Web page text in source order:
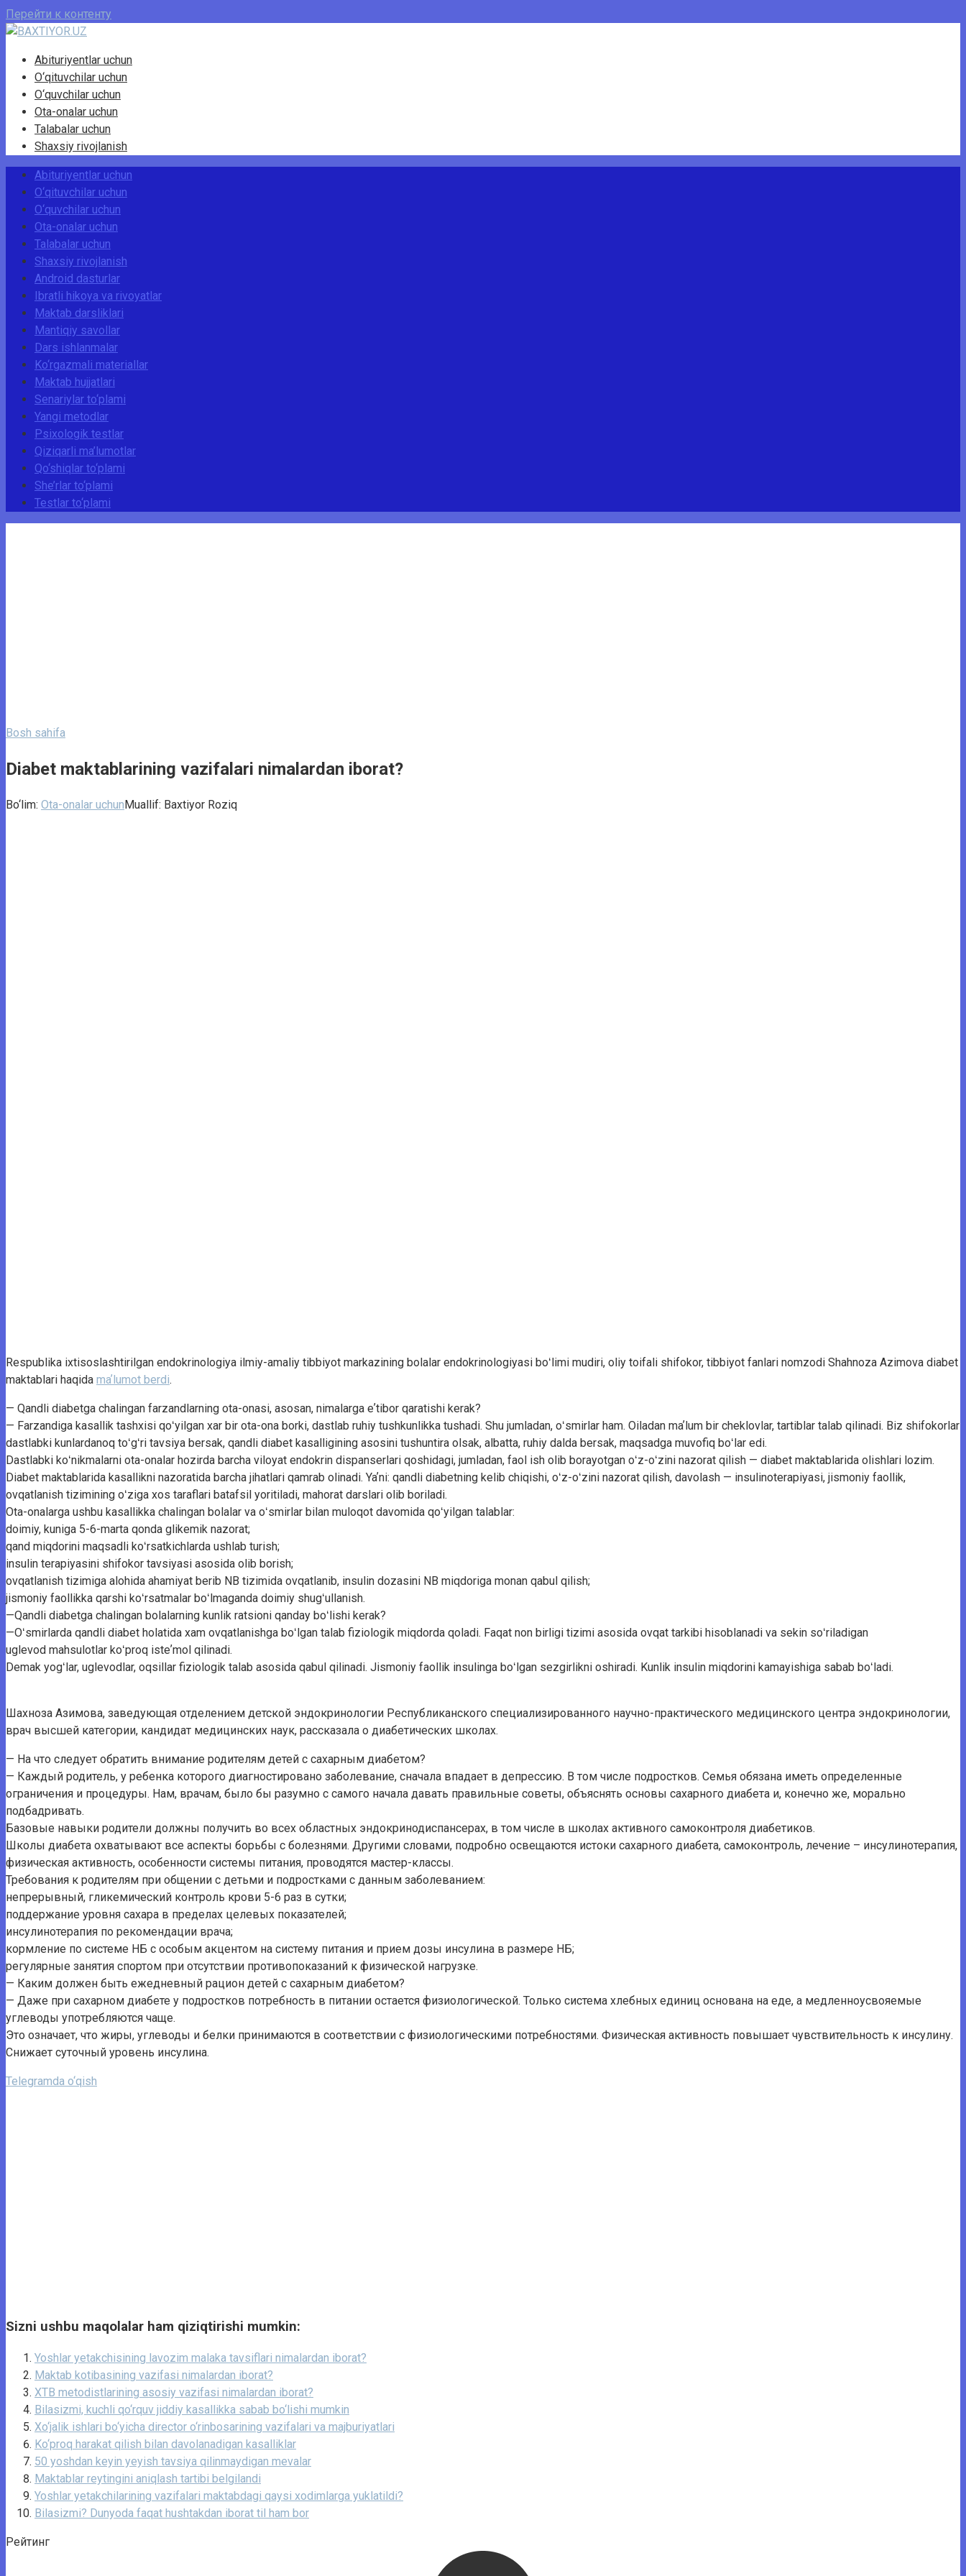
Перейти к контенту
Abituriyentlar uchun
O‘qituvchilar uchun
O‘quvchilar uchun
Ota-onalar uchun
Talabalar uchun
Shaxsiy rivojlanish
Abituriyentlar uchun
O‘qituvchilar uchun
O‘quvchilar uchun
Ota-onalar uchun
Talabalar uchun
Shaxsiy rivojlanish
Android dasturlar
Ibratli hikoya va rivoyatlar
Maktab darsliklari
Mantiqiy savollar
Dars ishlanmalar
Ko‘rgazmali materiallar
Maktab hujjatlari
Senariylar to‘plami
Yangi metodlar
Psixologik testlar
Qiziqarli ma’lumotlar
Qo‘shiqlar to‘plami
She’rlar to‘plami
Testlar to‘plami
Bosh sahifa
Diabet maktablarining vazifalari nimalardan iborat?
Bo‘lim: Ota-onalar uchunMuallif: Baxtiyor Roziq
Respublika ixtisoslashtirilgan endokrinologiya ilmiy-amaliy tibbiyot markazining bolalar endokrinologiyasi boʻlimi mudiri, oliy toifali shifokor, tibbiyot fanlari nomzodi Shahnoza Azimova diabet
maktablari haqida maʼlumot berdi.
— Qandli diabetga chalingan farzandlarning ota-onasi, asosan, nimalarga eʼtibor qaratishi kerak?
— Farzandiga kasallik tashxisi qoʻyilgan xar bir ota-ona borki, dastlab ruhiy tushkunlikka tushadi. Shu jumladan, oʻsmirlar ham. Oiladan maʼlum bir cheklovlar, tartiblar talab qilinadi. Biz shifokorlar
dastlabki kunlardanoq toʻgʻri tavsiya bersak, qandli diabet kasalligining asosini tushuntira olsak, albatta, ruhiy dalda bersak, maqsadga muvofiq boʻlar edi.
Dastlabki koʻnikmalarni ota-onalar hozirda barcha viloyat endokrin dispanserlari qoshidagi, jumladan, faol ish olib borayotgan oʻz-oʻzini nazorat qilish — diabet maktablarida olishlari lozim.
Diabet maktablarida kasallikni nazoratida barcha jihatlari qamrab olinadi. Yaʼni: qandli diabetning kelib chiqishi, oʻz-oʻzini nazorat qilish, davolash — insulinoterapiyasi, jismoniy faollik,
ovqatlanish tizimining oʻziga xos taraflari batafsil yoritiladi, mahorat darslari olib boriladi.
Ota-onalarga ushbu kasallikka chalingan bolalar va oʻsmirlar bilan muloqot davomida qoʻyilgan talablar:
doimiy, kuniga 5-6-marta qonda glikemik nazorat;
qand miqdorini maqsadli koʻrsatkichlarda ushlab turish;
insulin terapiyasini shifokor tavsiyasi asosida olib borish;
ovqatlanish tizimiga alohida ahamiyat berib NB tizimida ovqatlanib, insulin dozasini NB miqdoriga monan qabul qilish;
jismoniy faollikka qarshi koʻrsatmalar boʻlmaganda doimiy shugʻullanish.
—Qandli diabetga chalingan bolalarning kunlik ratsioni qanday boʻlishi kerak?
—Oʻsmirlarda qandli diabet holatida xam ovqatlanishga boʻlgan talab fiziologik miqdorda qoladi. Faqat non birligi tizimi asosida ovqat tarkibi hisoblanadi va sekin soʻriladigan
uglevod mahsulotlar koʻproq isteʼmol qilinadi.
Demak yogʻlar, uglevodlar, oqsillar fiziologik talab asosida qabul qilinadi. Jismoniy faollik insulinga boʻlgan sezgirlikni oshiradi. Kunlik insulin miqdorini kamayishiga sabab boʻladi.
Шахноза Азимова, заведующая отделением детской эндокринологии Республиканского специализированного научно-практического медицинского центра эндокринологии,
врач высшей категории, кандидат медицинских наук, рассказала о диабетических школах.
— На что следует обратить внимание родителям детей с сахарным диабетом?
— Каждый родитель, у ребенка которого диагностировано заболевание, сначала впадает в депрессию. В том числе подростков. Семья обязана иметь определенные
ограничения и процедуры. Нам, врачам, было бы разумно с самого начала давать правильные советы, объяснять основы сахарного диабета и, конечно же, морально
подбадривать.
Базовые навыки родители должны получить во всех областных эндокринодиспансерах, в том числе в школах активного самоконтроля диабетиков.
Школы диабета охватывают все аспекты борьбы с болезнями. Другими словами, подробно освещаются истоки сахарного диабета, самоконтроль, лечение – инсулинотерапия,
физическая активность, особенности системы питания, проводятся мастер-классы.
Требования к родителям при общении с детьми и подростками с данным заболеванием:
непрерывный, гликемический контроль крови 5-6 раз в сутки;
поддержание уровня сахара в пределах целевых показателей;
инсулинотерапия по рекомендации врача;
кормление по системе НБ с особым акцентом на систему питания и прием дозы инсулина в размере НБ;
регулярные занятия спортом при отсутствии противопоказаний к физической нагрузке.
— Каким должен быть ежедневный рацион детей с сахарным диабетом?
— Даже при сахарном диабете у подростков потребность в питании остается физиологической. Только система хлебных единиц основана на еде, а медленноусвояемые
углеводы употребляются чаще.
Это означает, что жиры, углеводы и белки принимаются в соответствии с физиологическими потребностями. Физическая активность повышает чувствительность к инсулину.
Снижает суточный уровень инсулина.
Telegramda o‘qish
Sizni ushbu maqolalar ham qiziqtirishi mumkin:
Yoshlar yetakchisining lavozim malaka tavsiflari nimalardan iborat?
Maktab kotibasining vazifasi nimalardan iborat?
XTB metodistlarining asosiy vazifasi nimalardan iborat?
Bilasizmi, kuchli qo‘rquv jiddiy kasallikka sabab bo‘lishi mumkin
Xo‘jalik ishlari bo‘yicha director o‘rinbosarining vazifalari va majburiyatlari
Ko‘proq harakat qilish bilan davolanadigan kasalliklar
50 yoshdan keyin yeyish tavsiya qilinmaydigan mevalar
Maktablar reytingini aniqlash tartibi belgilandi
Yoshlar yetakchilarining vazifalari maktabdagi qaysi xodimlarga yuklatildi?
Bilasizmi? Dunyoda faqat hushtakdan iborat til ham bor
Рейтинг